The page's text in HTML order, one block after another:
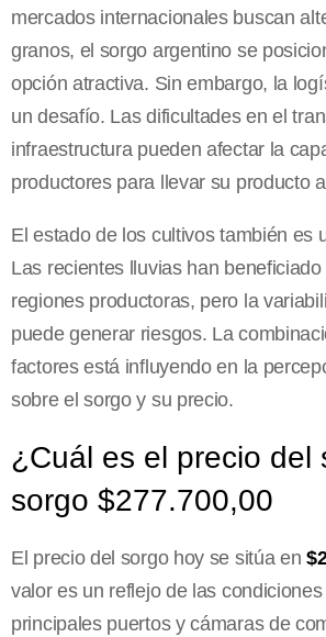
mercados internacionales buscan
granos, el sorgo argentino se
opción atractiva. Sin embargo, la
un desafío. Las dificultades en el
infraestructura pueden afectar la
productores para llevar su producto
El estado de los cultivos también es
Las recientes lluvias han
regiones productoras, pero la
puede generar riesgos. La
factores está influyendo en la
sobre el sorgo y su precio.
¿Cuál es el precio del
sorgo $277.700,00
El precio del sorgo hoy se sitúa en
valor es un reflejo de las
principales puertos y cámaras de